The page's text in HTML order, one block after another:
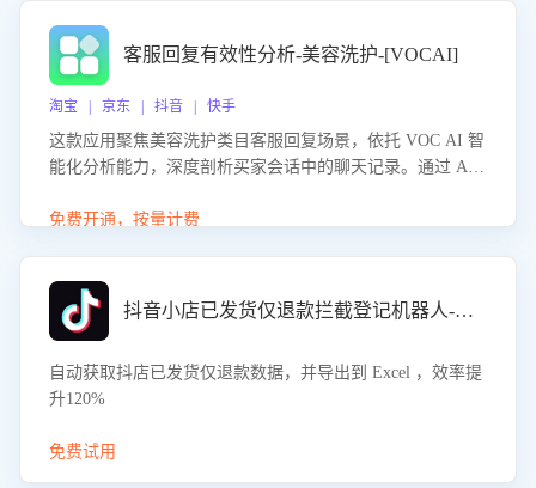
客服回复有效性分析-美容洗护-[VOCAI]
淘宝 | 京东 | 抖音 | 快手
这款应用聚焦美容洗护类目客服回复场景，依托 VOC AI 智
能化分析能力，深度剖析买家会话中的聊天记录。通过 AI
答的有效性与完整性，输出针对性改进策略，助力商家快速
免费开通，按量计费
抖音小店已发货仅退款拦截登记机器人-八爪鱼
自动获取抖店已发货仅退款数据，并导出到 Excel ，效率提
升120%
免费试用